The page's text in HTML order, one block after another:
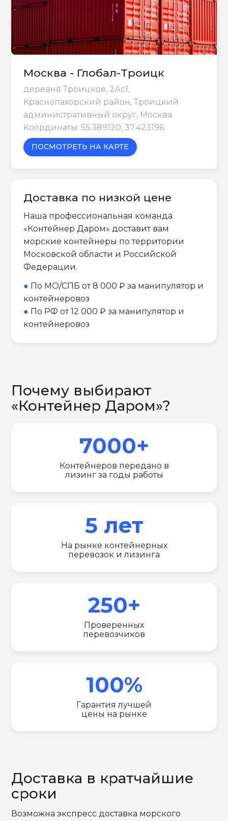
Москва - Глобал-Троицк
деревня Троицкое, 2Ас1,
Краснопахорский район, Троицкий
административный округ, Москва
Координаты: 55.389120, 37.423196
ПОСМОТРЕТЬ НА КАРТЕ
Доставка по низкой цене
Наша профессиональная команда
«Контейнер Даром» доставит вам
морские контейнеры по территории
Московской области и Российской
Федерации.
● По МО/СПБ от 8 000 ₽ за манипулятор и
контейнеровоз
● По РФ от 12 000 ₽ за манипулятор и
контейнеровоз
Почему выбирают
«Контейнер Даром»?
7000+
Контейнеров передано в
лизинг за годы работы
5 лет
На рынке контейнерных
перевозок и лизинга
250+
Проверенных
перевозчиков
100%
Гарантия лучшей
цены на рынке
Доставка в кратчайшие
сроки
Возможна экспресс доставка морского